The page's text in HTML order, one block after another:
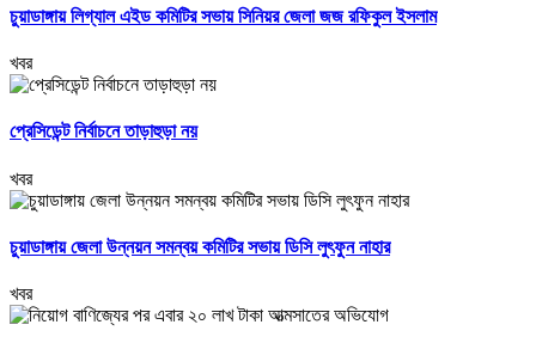
চুয়াডাঙ্গায় লিগ্যাল এইড কমিটির সভায় সিনিয়র জেলা জজ রফিকুল ইসলাম
খবর
প্রেসিডেন্ট নির্বাচনে তাড়াহুড়া নয়
খবর
চুয়াডাঙ্গায় জেলা উন্নয়ন সমন্বয় কমিটির সভায় ডিসি লুৎফুন নাহার
খবর